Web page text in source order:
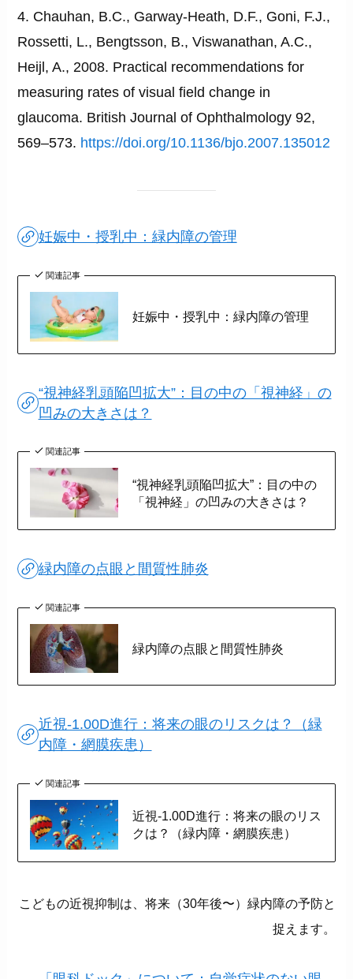
4. Chauhan, B.C., Garway-Heath, D.F., Goni, F.J.,
Rossetti, L., Bengtsson, B., Viswanathan, A.C.,
Heijl, A., 2008. Practical recommendations for
measuring rates of visual field change in
glaucoma. British Journal of Ophthalmology 92,
569–573. https://doi.org/10.1136/bjo.2007.135012
妊娠中・授乳中：緑内障の管理
関連記事
妊娠中・授乳中：緑内障の管理
“視神経乳頭陥凹拡大”：目の中の「視神経」の
凹みの大きさは？
関連記事
“視神経乳頭陥凹拡大”：目の中の
「視神経」の凹みの大きさは？
緑内障の点眼と間質性肺炎
関連記事
緑内障の点眼と間質性肺炎
近視-1.00D進行：将来の眼のリスクは？（緑
内障・網膜疾患）
関連記事
近視-1.00D進行：将来の眼のリス
クは？（緑内障・網膜疾患）
こどもの近視抑制は、将来（30年後〜）緑内障の予防と
捉えます。